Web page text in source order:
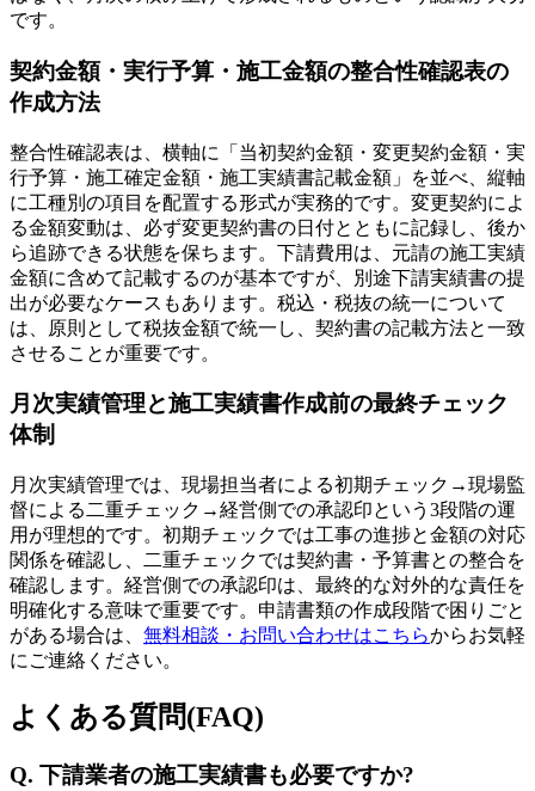
です。
契約金額・実行予算・施工金額の整合性確認表の
作成方法
整合性確認表は、横軸に「当初契約金額・変更契約金額・実
行予算・施工確定金額・施工実績書記載金額」を並べ、縦軸
に工種別の項目を配置する形式が実務的です。変更契約によ
る金額変動は、必ず変更契約書の日付とともに記録し、後か
ら追跡できる状態を保ちます。下請費用は、元請の施工実績
金額に含めて記載するのが基本ですが、別途下請実績書の提
出が必要なケースもあります。税込・税抜の統一について
は、原則として税抜金額で統一し、契約書の記載方法と一致
させることが重要です。
月次実績管理と施工実績書作成前の最終チェック
体制
月次実績管理では、現場担当者による初期チェック→現場監
督による二重チェック→経営側での承認印という3段階の運
用が理想的です。初期チェックでは工事の進捗と金額の対応
関係を確認し、二重チェックでは契約書・予算書との整合を
確認します。経営側での承認印は、最終的な対外的な責任を
明確化する意味で重要です。申請書類の作成段階で困りごと
がある場合は、 無料相談・お問い合わせはこちらからお気軽
にご連絡ください。
よくある質問(FAQ)
Q. 下請業者の施工実績書も必要ですか?